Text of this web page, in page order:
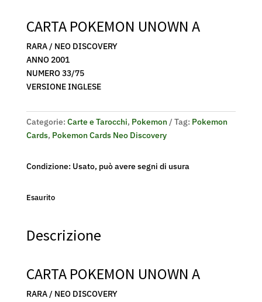
CARTA POKEMON UNOWN A
RARA / NEO DISCOVERY
ANNO 2001
NUMERO 33/75
VERSIONE INGLESE
Categorie: Carte e Tarocchi, Pokemon Tag: Pokemon
Cards, Pokemon Cards Neo Discovery
Condizione: Usato, può avere segni di usura
Esaurito
Descrizione
CARTA POKEMON UNOWN A
RARA / NEO DISCOVERY